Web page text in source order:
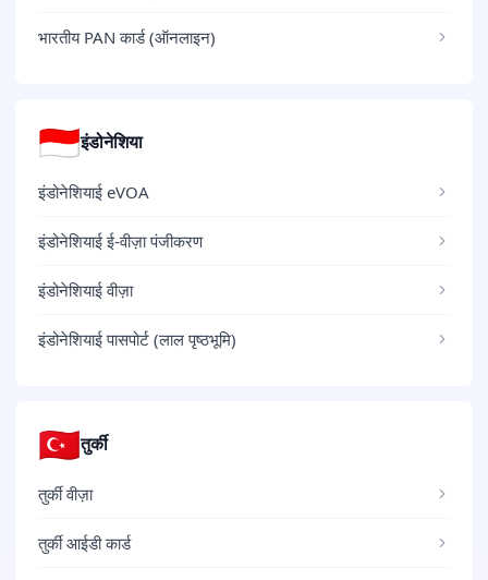
भारतीय PAN कार्ड (ऑनलाइन)
🇮🇩इंडोनेशिया
इंडोनेशियाई eVOA
इंडोनेशियाई ई-वीज़ा पंजीकरण
इंडोनेशियाई वीज़ा
इंडोनेशियाई पासपोर्ट (लाल पृष्ठभूमि)
🇹🇷तुर्की
तुर्की वीज़ा
तुर्की आईडी कार्ड